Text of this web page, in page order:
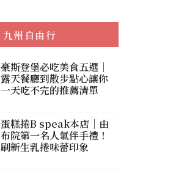
九州自由行
豪斯登堡必吃美食五選｜
露天餐廳到散步點心讓你
一天吃不完的推薦清單
蛋糕捲B speak本店｜由
布院第一名人氣伴手禮！
刷新生乳捲味蕾印象